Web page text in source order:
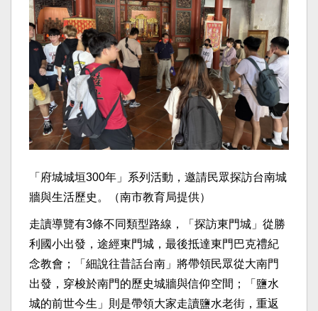
「府城城垣300年」系列活動，邀請民眾探訪台南城
牆與生活歷史。（南市教育局提供）
走讀導覽有3條不同類型路線，「探訪東門城」從勝
利國小出發，途經東門城，最後抵達東門巴克禮紀
念教會；「細說往昔話台南」將帶領民眾從大南門
出發，穿梭於南門的歷史城牆與信仰空間；「鹽水
城的前世今生」則是帶領大家走讀鹽水老街，重返